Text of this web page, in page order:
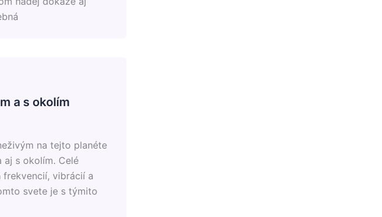
a s okolím
na tejto planéte
aj s okolím. Celé
vibrácií a
svete je s týmito